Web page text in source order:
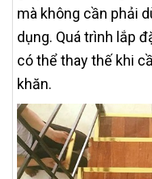
mà không cần phải
dụng. Quá trình lắp
có thể thay thế khi
khăn.